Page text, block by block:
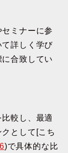
ミナーに参
詳しく学び
合致してい
較し、最適
として[こち
)で具体的な比